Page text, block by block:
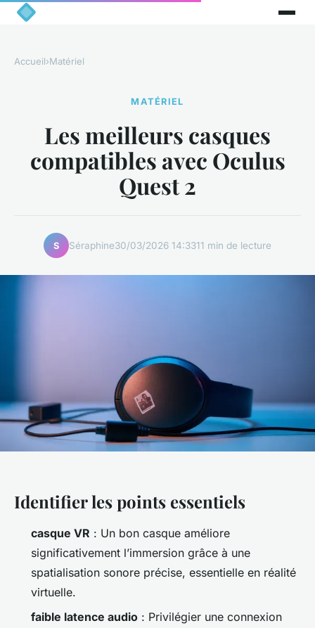
Accueil›Matériel
MATÉRIEL
Les meilleurs casques
compatibles avec Oculus
Quest 2
S Séraphine30/03/2026 14:3311 min de lecture
Identifier les points essentiels
casque VR : Un bon casque améliore
significativement l’immersion grâce à une
spatialisation sonore précise, essentielle en réalité
virtuelle.
faible latence audio : Privilégier une connexion